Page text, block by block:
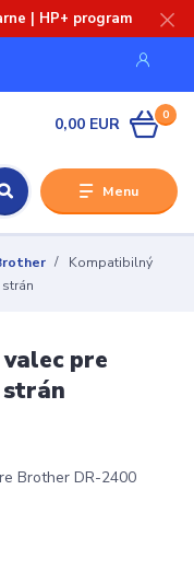
| HP+ program
Menu
0
0,00 EUR
Kompatibilný
pre
strán